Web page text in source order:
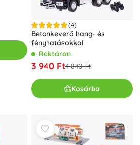
(4)
Betonkeverő hang- és
fényhatásokkal
Raktáron
3 940 Ft4 840 Ft
Kosárba